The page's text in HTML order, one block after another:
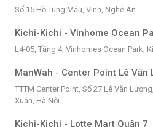
Số 15 Hồ Tùng Mậu, Vinh, Nghệ An
Kichi-Kichi - Vinhome Ocean
L4-05, Tầng 4, Vinhomes Ocean Park,
ManWah - Center Point Lê Văn
TTTM Center Point, Số 27 Lê Văn
Xuân, Hà Nội
Kichi-Kichi - Lotte Mart Quận 7